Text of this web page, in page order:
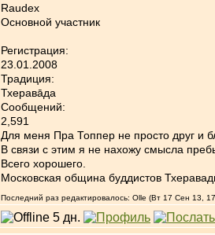
Raudex
Основной участник
Регистрация:
23.01.2008
Традиция:
Тхеравāда
Сообщений:
2,591
Для меня Пра Топпер не просто друг и
В связи с этим я не нахожу смысла
Всего хорошего.
Московская община буддистов
Последний раз редактировалось: Olle (Вт 17 Сен 13,